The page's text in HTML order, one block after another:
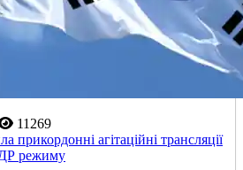
11269
прикордонні агітаційні трансляції
режиму